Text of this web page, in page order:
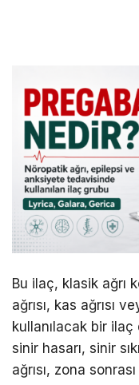
Bu ilaç, klasik ağrı
ağrısı, kas ağrısı
kullanılacak bir
sinir hasarı, sinir
ağrısı, zona